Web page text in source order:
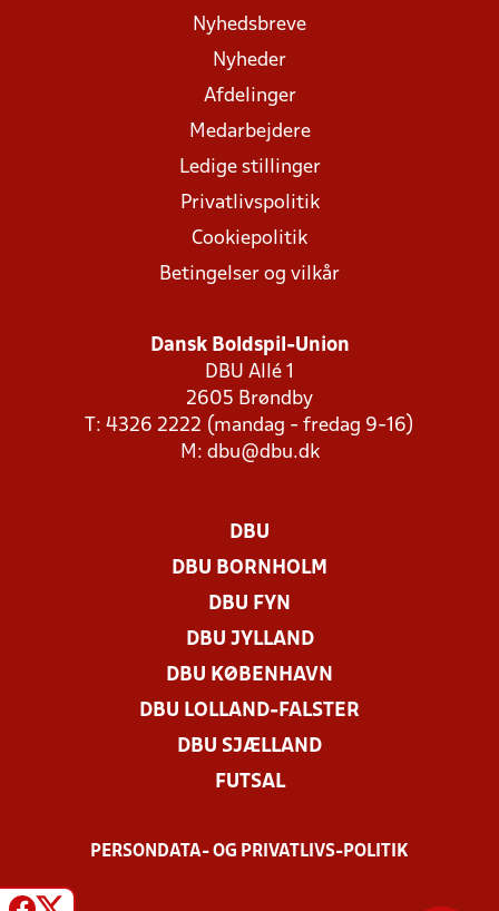
Nyhedsbreve
Nyheder
Afdelinger
Medarbejdere
Ledige stillinger
Privatlivspolitik
Cookiepolitik
Betingelser og vilkår
Dansk Boldspil-Union
DBU Allé 1
2605 Brøndby
T: 4326 2222 (mandag - fredag 9-16)
M: dbu@dbu.dk
DBU
DBU BORNHOLM
DBU FYN
DBU JYLLAND
DBU KØBENHAVN
DBU LOLLAND-FALSTER
DBU SJÆLLAND
FUTSAL
PERSONDATA- OG PRIVATLIVS-POLITIK